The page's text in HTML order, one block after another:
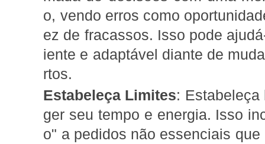
o, vendo erros como
ez de fracassos. Isso pode
iente e adaptável diante de
rtos.
Estabeleça Limites: Estabeleça
ger seu tempo e energia. Isso
o" a pedidos não essenciais